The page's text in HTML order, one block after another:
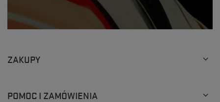
ZAKUPY
POMOC I ZAMÓWIENIA